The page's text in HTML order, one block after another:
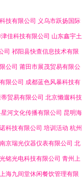
技有限公司 义乌市跃扬国际
佳科技有限公司 山东鑫宇土
司 祁阳县快查信息技术有限
公司 莆田市展茂贸易有限公
限公司 成都蓝色风暴科技有
贸易有限公司 北京懒遛科技
河文化传播有限公司 昆明海
科技有限公司 培训活动 杭州
南京瑞光仪器仪表有限公司 北
铭光电科技有限公司 青州上
上海九间堂休闲餐饮管理有限